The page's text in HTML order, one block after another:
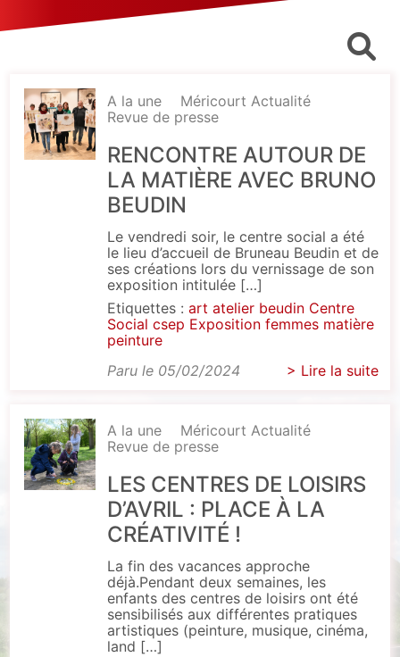
A la une
Méricourt Actualité
Revue de presse
RENCONTRE AUTOUR DE
LA MATIÈRE AVEC BRUNO
BEUDIN
Le vendredi soir, le centre social a été
le lieu d’accueil de Bruneau Beudin et de
ses créations lors du vernissage de son
exposition intitulée […]
Etiquettes : art atelier beudin Centre
Social csep Exposition femmes matière
peinture
Paru le 05/02/2024
> Lire la suite
A la une
Méricourt Actualité
Revue de presse
LES CENTRES DE LOISIRS
D’AVRIL : PLACE À LA
CRÉATIVITÉ !
La fin des vacances approche
déjà.Pendant deux semaines, les
enfants des centres de loisirs ont été
sensibilisés aux différentes pratiques
artistiques (peinture, musique, cinéma,
land […]